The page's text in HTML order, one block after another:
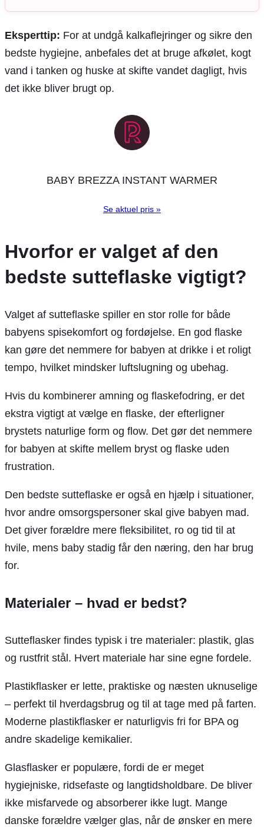
Eksperttip: For at undgå kalkaflejringer og sikre den
bedste hygiejne, anbefales det at bruge afkølet, kogt
vand i tanken og huske at skifte vandet dagligt, hvis
det ikke bliver brugt op.
BABY BREZZA INSTANT WARMER
Se aktuel pris »
Hvorfor er valget af den
bedste sutteflaske vigtigt?
Valget af sutteflaske spiller en stor rolle for både
babyens spisekomfort og fordøjelse. En god flaske
kan gøre det nemmere for babyen at drikke i et roligt
tempo, hvilket mindsker luftslugning og ubehag.
Hvis du kombinerer amning og flaskefodring, er det
ekstra vigtigt at vælge en flaske, der efterligner
brystets naturlige form og flow. Det gør det nemmere
for babyen at skifte mellem bryst og flaske uden
frustration.
Den bedste sutteflaske er også en hjælp i situationer,
hvor andre omsorgspersoner skal give babyen mad.
Det giver forældre mere fleksibilitet, ro og tid til at
hvile, mens baby stadig får den næring, den har brug
for.
Materialer – hvad er bedst?
Sutteflasker findes typisk i tre materialer: plastik, glas
og rustfrit stål. Hvert materiale har sine egne fordele.
Plastikflasker er lette, praktiske og næsten uknuselige
– perfekt til hverdagsbrug og til at tage med på farten.
Moderne plastikflasker er naturligvis fri for BPA og
andre skadelige kemikalier.
Glasflasker er populære, fordi de er meget
hygiejniske, ridsefaste og langtidsholdbare. De bliver
ikke misfarvede og absorberer ikke lugt. Mange
danske forældre vælger glas, når de ønsker en mere